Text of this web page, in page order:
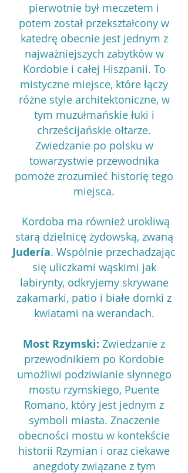
pierwotnie był meczetem i
potem został przekształcony w
katedrę obecniejest jednym z
najważniejszych zabytków w
Kordobie i całej Hiszpanii. To
mistyczne miejsce, które łączy
różne style architektoniczne, w
tym muzułmańskie łuki i
chrześcijańskie ołtarze.
Zwiedzanie po polsku w
towarzystwie przewodnika
pomoże zrozumieć historię tego
miejsca.
Kordoba ma również urokliwą
starą dzielnicę żydowską, zwaną
Judería. Wspólnie przechadzając
się uliczkami wąskimi jak
labirynty, odkryjemy skrywane
zakamarki, patio i białe domki z
kwiatami na werandach.
Most Rzymski: Zwiedzanie z
przewodnikiem po Kordobie
umożliwi podziwianie słynnego
mostu rzymskiego, Puente
Romano, który jest jednym z
symboli miasta. Znaczenie
obecności mostu w kontekście
historii Rzymian i oraz ciekawe
anegdoty związane z tym